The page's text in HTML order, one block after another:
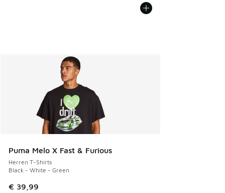
Puma Melo X Fast & Furious
Herren T-Shirts
Black - White - Green
€ 39,99